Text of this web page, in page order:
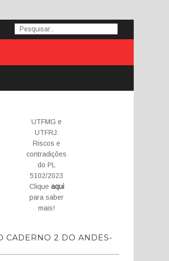
UTFMG e
UTFRJ:
Riscos e
contradições
do PL
5102/2023
Clique aqui
para saber
mais!
CADERNO 2 DO ANDES-